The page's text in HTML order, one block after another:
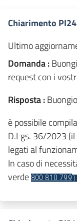
Chiarimento
Ultimo
Domanda :
request con i
Risposta :
è possibile
D.Lgs. 36/2023
legati al
In caso di
verde 800 810 799 ).